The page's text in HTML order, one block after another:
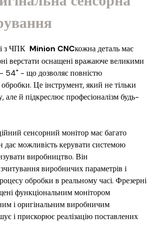
з ЧПК Minion CNCкожна деталь має
верстати оснащені вражаюче великими
54" - що дозволяє повністю
Це інструмент, який не тільки
й підкреслює професіоналізм будь-
сенсорний монітор має багато
дає можливість керувати системою
виробництво. Він
виробничих параметрів і
обробки в реальному часі. Фрезерні
функціональним монітором
і оригінальним виробничим
і прискорює реалізацію поставлених